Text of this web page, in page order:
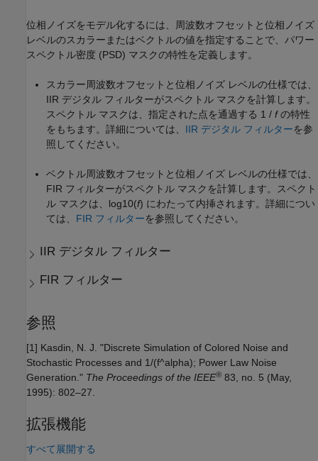
位相ノイズをモデル化するには、周波数オフセットと位相ノイズ
レベルのスカラーまたはベクトルの値を指定することで、パワー
スペクトル密度 (PSD) マスクの特性を定義します。
スカラー周波数オフセットと位相ノイズ レベルの仕様では、
IIR デジタル フィルターがスペクトル マスクを計算します。
スペクトル マスクは、指定された点を通過する 1 / fの特性
をもちます。詳細については、 IIR デジタル フィルターを参
照してください。
ベクトル周波数オフセットと位相ノイズ レベルの仕様では、
FIR フィルターがスペクトル マスクを計算します。スペクト
ル マスクは、 log10(f) にわたって内挿されます。詳細につい
ては、 FIR フィルターを参照してください。
IIR デジタル フィルター
FIR フィルター
参照
[1] Kasdin, N. J. "Discrete Simulation of Colored Noise and
Stochastic Processes and 1/(f^alpha); Power Law Noise
Generation." The Proceedings of the IEEE® 83, no. 5 (May,
1995): 802–27.
拡張機能
すべて展開する